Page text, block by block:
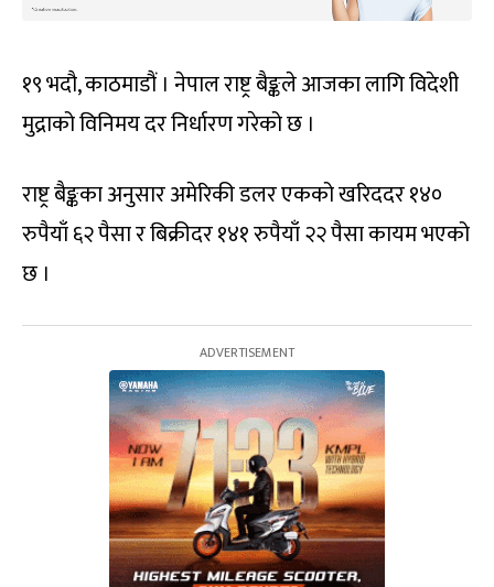
१९ भदौ, काठमाडौं । नेपाल राष्ट्र बैङ्कले आजका लागि विदेशी
मुद्राको विनिमय दर निर्धारण गरेको छ ।
राष्ट्र बैङ्कका अनुसार अमेरिकी डलर एकको खरिददर १४०
रुपैयाँ ६२ पैसा र बिक्रीदर १४१ रुपैयाँ २२ पैसा कायम भएको
छ ।